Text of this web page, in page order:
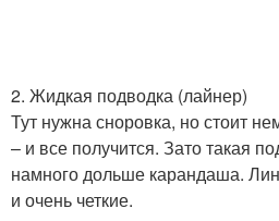
2. Жидкая подводка (лайнер)
Тут нужна сноровка, но стоит
– и все получится. Зато такая
намного дольше карандаша.
и очень четкие.